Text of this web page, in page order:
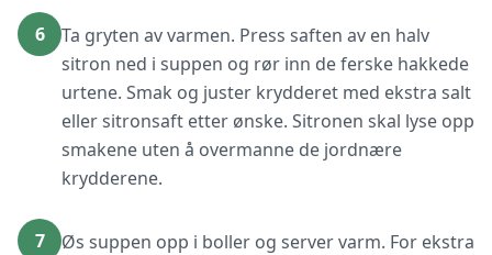
6
Ta gryten av varmen. Press saften av en halv
sitron ned i suppen og rør inn de ferske hakkede
urtene. Smak og juster krydderet med ekstra salt
eller sitronsaft etter ønske. Sitronen skal lyse opp
smakene uten å overmanne de jordnære
krydderene.
7
Øs suppen opp i boller og server varm. For ekstra